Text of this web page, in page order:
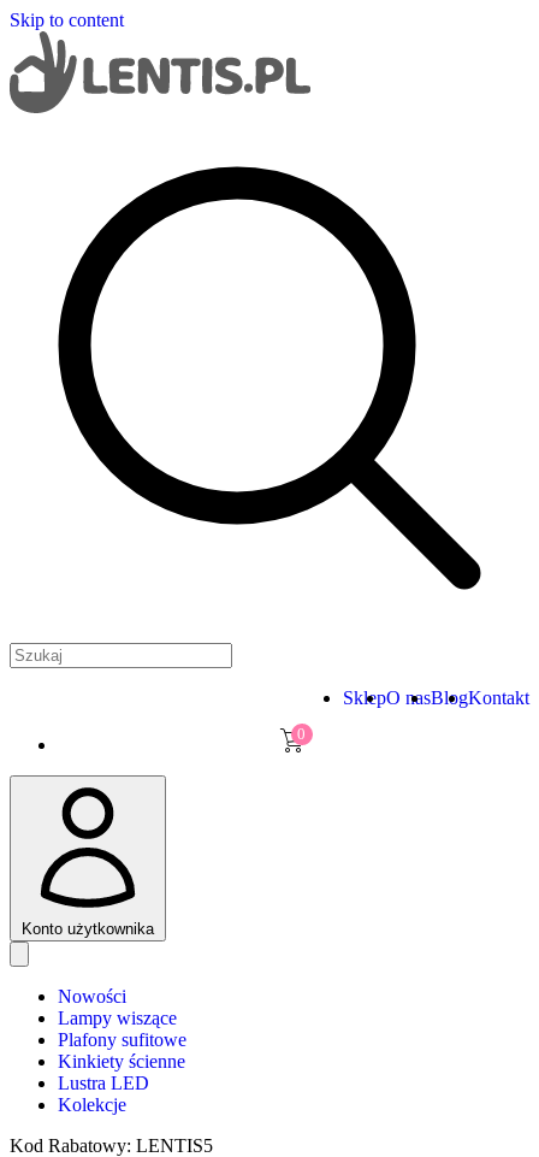
Skip to content
SklepO nasBlogKontakt
0
Konto użytkownika
Nowości
Lampy wiszące
Plafony sufitowe
Kinkiety ścienne
Lustra LED
Kolekcje
Kod Rabatowy: LENTIS5